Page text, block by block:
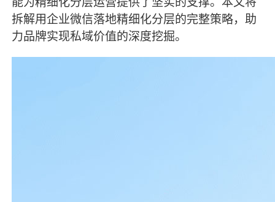
拆解用企业微信落地精细化分层的完整策略，助
力品牌实现私域价值的深度挖掘。